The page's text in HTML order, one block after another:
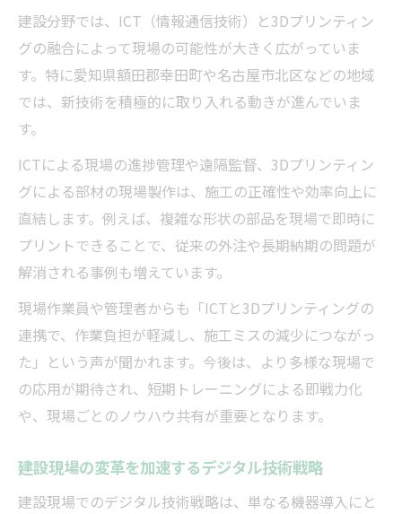
建設分野では、ICT（情報通信技術）と3Dプリンティン
グの融合によって現場の可能性が大きく広がっていま
す。特に愛知県額田郡幸田町や名古屋市北区などの地域
では、新技術を積極的に取り入れる動きが進んでいま
す。
ICTによる現場の進捗管理や遠隔監督、3Dプリンティン
グによる部材の現場製作は、施工の正確性や効率向上に
直結します。例えば、複雑な形状の部品を現場で即時に
プリントできることで、従来の外注や長期納期の問題が
解消される事例も増えています。
現場作業員や管理者からも「ICTと3Dプリンティングの
連携で、作業負担が軽減し、施工ミスの減少につながっ
た」という声が聞かれます。今後は、より多様な現場で
の応用が期待され、短期トレーニングによる即戦力化
や、現場ごとのノウハウ共有が重要となります。
建設現場の変革を加速するデジタル技術戦略
建設現場でのデジタル技術戦略は、単なる機器導入にと